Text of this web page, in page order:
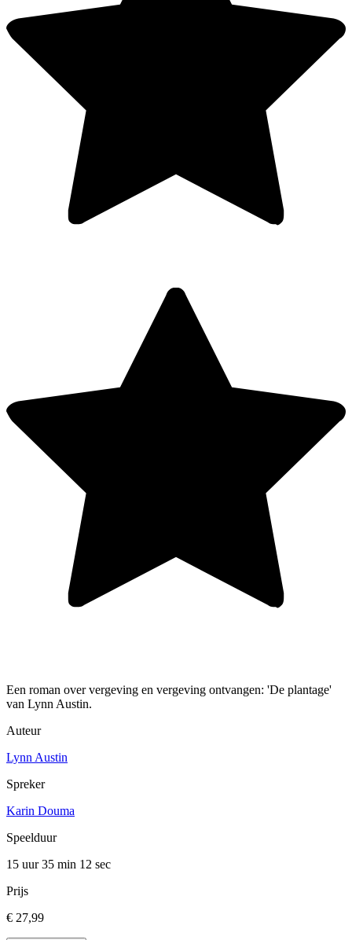
Een roman over vergeving en vergeving ontvangen: 'De plantage'
van Lynn Austin.
Auteur
Lynn Austin
Spreker
Karin Douma
Speelduur
15 uur 35 min 12 sec
Prijs
€ 27,99